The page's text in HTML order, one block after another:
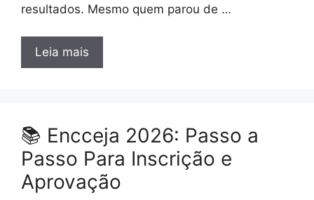
resultados. Mesmo quem parou de …
Leia mais
📚 Encceja 2026: Passo a
Passo Para Inscrição e
Aprovação